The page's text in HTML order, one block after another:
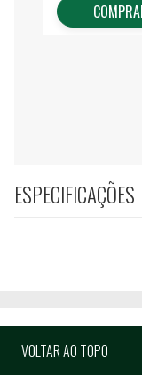
ESPECIFICAÇÕES
VOLTAR AO TOPO